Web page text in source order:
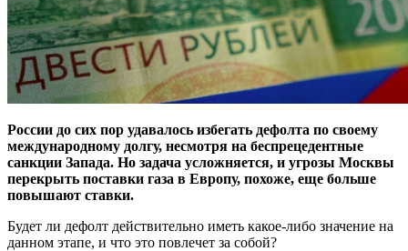
России до сих пор удавалось избегать дефолта по своему
международному долгу, несмотря на беспрецедентные
санкции Запада. Но задача усложняется, и угрозы Москвы
перекрыть поставки газа в Европу, похоже, еще больше
повышают ставки.
Будет ли дефолт действительно иметь какое-либо значение на
данном этапе, и что это повлечет за собой?